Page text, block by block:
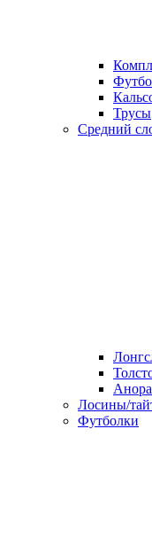
Трусы
Средний
Лосины/
Футболки